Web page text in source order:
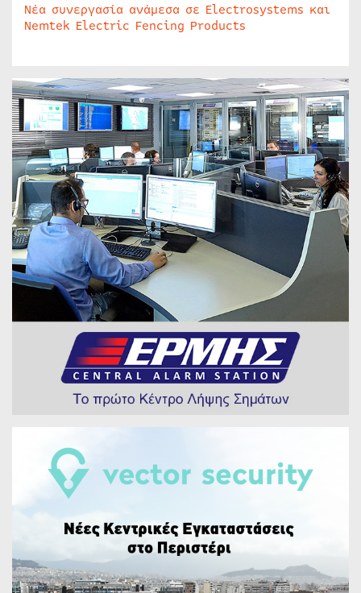
Νέα συνεργασία ανάμεσα σε Electrosystems και
Nemtek Electric Fencing Products